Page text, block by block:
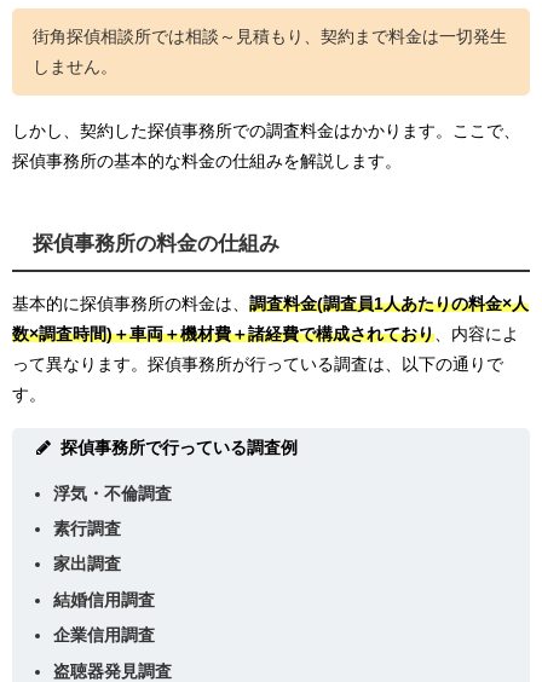
街角探偵相談所では相談～見積もり、契約まで料金は一切発生
しません。
しかし、契約した探偵事務所での調査料金はかかります。ここで、
探偵事務所の基本的な料金の仕組みを解説します。
探偵事務所の料金の仕組み
基本的に探偵事務所の料金は、 調査料金(調査員1人あたりの料金×人
数×調査時間)＋車両＋機材費＋諸経費で構成されており 、内容によ
って異なります。探偵事務所が行っている調査は、以下の通りで
す。
探偵事務所で行っている調査例
浮気・不倫調査
素行調査
家出調査
結婚信用調査
企業信用調査
盗聴器発見調査